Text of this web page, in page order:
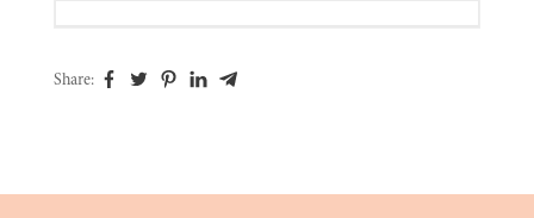
Share: